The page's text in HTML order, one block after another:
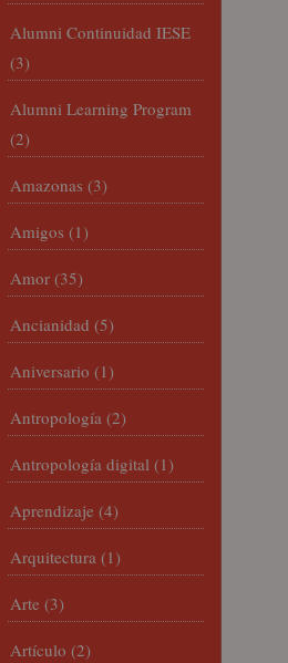
Alumni Continuidad IESE
(3)
Alumni Learning Program
(2)
Amazonas (3)
Amigos (1)
Amor (35)
Ancianidad (5)
Aniversario (1)
Antropología (2)
Antropología digital (1)
Aprendizaje (4)
Arquitectura (1)
Arte (3)
Artículo (2)